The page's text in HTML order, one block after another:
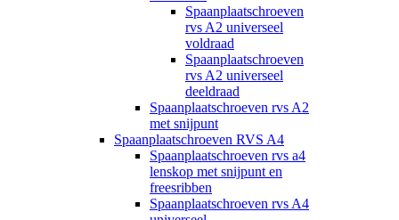
Spaanplaatschroeven
rvs A2 universeel
voldraad
Spaanplaatschroeven
rvs A2 universeel
deeldraad
Spaanplaatschroeven rvs A2
met snijpunt
Spaanplaatschroeven RVS A4
Spaanplaatschroeven rvs a4
lenskop met snijpunt en
freesribben
Spaanplaatschroeven rvs A4